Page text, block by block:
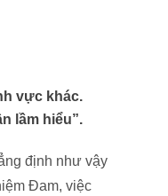
vực khác.
lầm hiểu”.
định như vậy
Đam, việc